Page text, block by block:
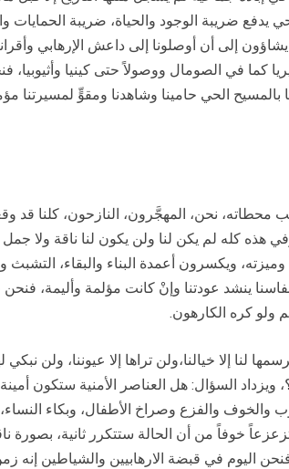
يدفع ضريبة الوجود والحياة، ضريبة الحمايات
إلى أن أوصلونا إلى داعش الإرهابي
كما في الصومال ووصولاً حتى كينيا
محطاته، نحن، المهجَّرون، النازحون، كلنا قد
هذه كله لم يكن لنا ولن يكون لنا ناقة ولا جمل
ويكسرون أعمدة البناء والبقاء، التشبث
ينشد عودتنا وإنْ كانت مؤلمة وأليمة،
ولو كره الكارهون.
إلا خيالنا،ولن تراها إلا عيوننا، ولن
السؤال: هل العناصر الأمنية ستكون
والخوف والفزع وصراخ الأطفال، وبكاء
خوفاً من أن الحالة ستتكرر ثانية، بصورة
اليوم في قبضة الارهابيين والشياطين